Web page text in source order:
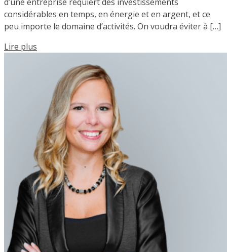
considérables en temps, en énergie et en argent, et ce
peu importe le domaine d’activités. On voudra éviter à […]
Lire plus